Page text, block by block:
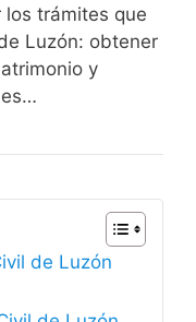
trámites que
Luzón: obtener
y
de Luzón